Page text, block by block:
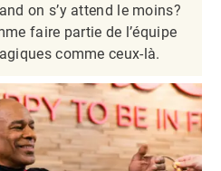
on s’y attend le moins?
faire partie de l’équipe
comme ceux-là.​​​​​​​